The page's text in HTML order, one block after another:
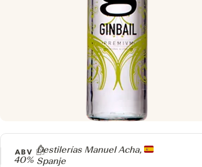
Producer
Destilerías Manuel Acha,
Spanje
ABV
40%